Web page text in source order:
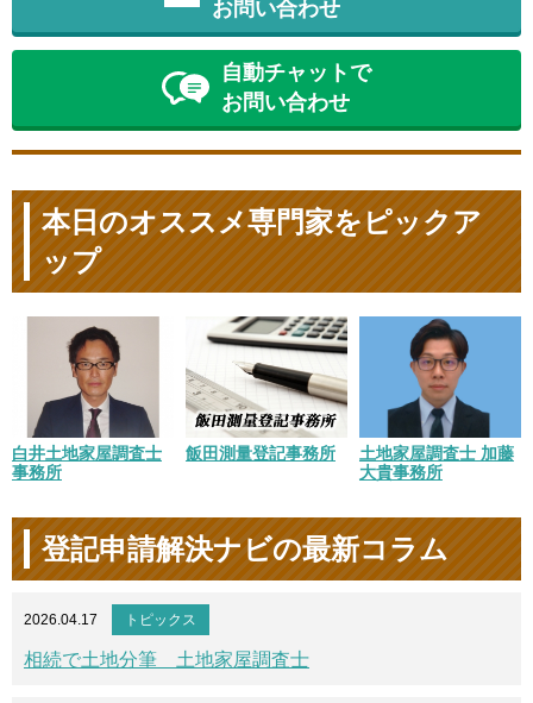
お問い合わせ
自動チャットで
お問い合わせ
本日のオススメ専門家をピックア
ップ
白井土地家屋調査士
事務所
飯田測量登記事務所
土地家屋調査士 加藤
大貴事務所
登記申請解決ナビの最新コラム
2026.04.17 トピックス
相続で土地分筆 土地家屋調査士